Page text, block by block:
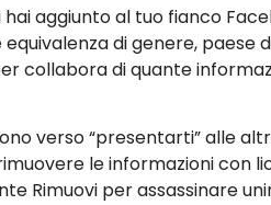
aggiunto al tuo fianco
di genere, paese
collabora di quante
verso “presentarti” alle
le informazioni con
Rimuovi per assassinare